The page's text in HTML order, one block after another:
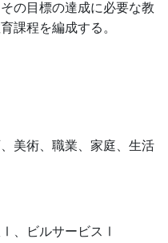
の目標の達成に必要な教
課程を編成する。
美術、職業、家庭、生活
ビルサービスⅠ